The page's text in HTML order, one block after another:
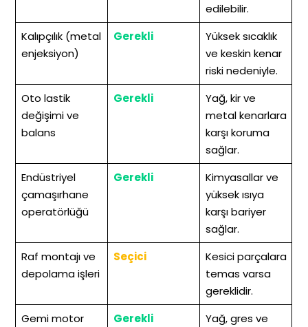
edilebilir.
Kalıpçılık (metal
enjeksiyon)
Gerekli
Yüksek sıcaklık
ve keskin kenar
riski nedeniyle.
Oto lastik
değişimi ve
balans
Gerekli
Yağ, kir ve
metal kenarlara
karşı koruma
sağlar.
Endüstriyel
çamaşırhane
operatörlüğü
Gerekli
Kimyasallar ve
yüksek ısıya
karşı bariyer
sağlar.
Raf montajı ve
depolama işleri
Seçici
Kesici parçalara
temas varsa
gereklidir.
Gemi motor
Gerekli
Yağ, gres ve